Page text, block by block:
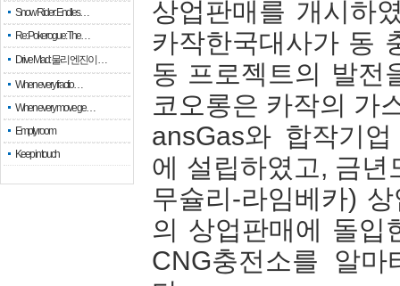
Snow Rider: Endles…
Re: Pokerogue: The…
Drive Mad: 물리 엔진이 …
When every fractio…
When every move ge…
Empty room
Keep in touch
상업판매를 개시하
카작한국대사가 동
동 프로젝트의 발전
코오롱은 카작의 가
ansGas와 합작기
에 설립하였고, 금
무슐리-라임베카)
의 상업판매에 돌입
CNG충전소를 알